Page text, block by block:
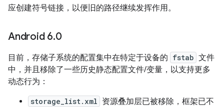
应创建符号链接，以便旧的路径继续发挥作用。
Android 6.0
目前，存储子系统的配置集中在特定于设备的 fstab 文件
中，并且移除了一些历史静态配置文件/变量，以支持更多
动态行为：
storage_list.xml 资源叠加层已被移除，框架已不